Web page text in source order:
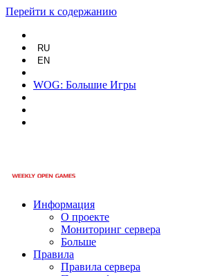
Перейти к содержанию
RU
EN
WOG: Большие Игры
Информация
О проекте
Мониторинг сервера
Больше
Правила
Правила сервера